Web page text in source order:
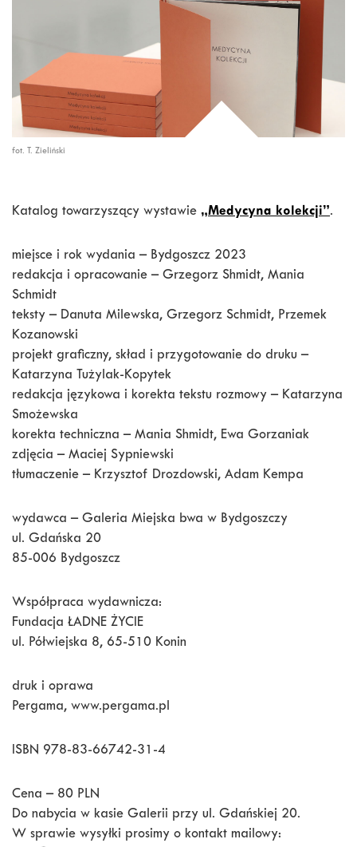
fot. T. Zieliński
Katalog towarzyszący wystawie „Medycyna kolekcji”.
miejsce i rok wydania – Bydgoszcz 2023
redakcja i opracowanie – Grzegorz Shmidt, Mania
Schmidt
teksty – Danuta Milewska, Grzegorz Schmidt, Przemek
Kozanowski
projekt graficzny, skład i przygotowanie do druku –
Katarzyna Tużylak-Kopytek
redakcja językowa i korekta tekstu rozmowy – Katarzyna
Smożewska
korekta techniczna – Mania Shmidt, Ewa Gorzaniak
zdjęcia – Maciej Sypniewski
tłumaczenie – Krzysztof Drozdowski, Adam Kempa
wydawca – Galeria Miejska bwa w Bydgoszczy
ul. Gdańska 20
85-006 Bydgoszcz
Współpraca wydawnicza:
Fundacja ŁADNE ŻYCIE
ul. Półwiejska 8, 65-510 Konin
druk i oprawa
Pergama, www.pergama.pl
ISBN 978-83-66742-31-4
Cena – 80 PLN
Do nabycia w kasie Galerii przy ul. Gdańskiej 20.
W sprawie wysyłki prosimy o kontakt mailowy: